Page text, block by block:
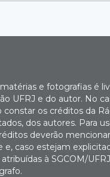
e fotografias é
UFRJ e do autor. No
constar os créditos da
dos autores. Para
deverão
e, caso estejam
à SGCOM/